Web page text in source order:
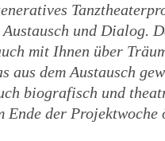
Austausch und Dialog.
mit Ihnen über
aus dem Austausch
biografisch und
Ende der